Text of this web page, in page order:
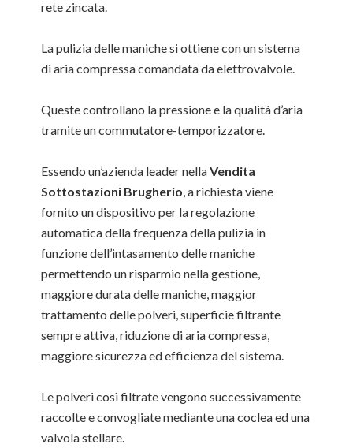
rete zincata.
La pulizia delle maniche si ottiene con un sistema
di aria compressa comandata da elettrovalvole.
Queste controllano la pressione e la qualità d’aria
tramite un commutatore-temporizzatore.
Essendo un’azienda leader nellaVendita
Sottostazioni Brugherio, a richiesta viene
fornito un dispositivo per la regolazione
automatica della frequenza della pulizia in
funzione dell’intasamento delle maniche
permettendo un risparmio nella gestione,
maggiore durata delle maniche, maggior
trattamento delle polveri, superficie filtrante
sempre attiva, riduzione di aria compressa,
maggiore sicurezza ed efficienza del sistema.
Le polveri così filtrate vengono successivamente
raccolte e convogliate mediante una coclea ed una
valvola stellare.